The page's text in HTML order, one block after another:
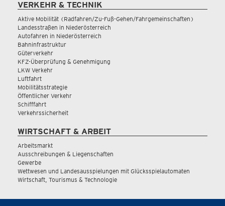
VERKEHR & TECHNIK
Aktive Mobilität (Radfahren/Zu-Fuß-Gehen/Fahrgemeinschaften)
Landesstraßen in Niederösterreich
Autofahren in Niederösterreich
Bahninfrastruktur
Güterverkehr
KFZ-Überprüfung & Genehmigung
LKW Verkehr
Luftfahrt
Mobilitätsstrategie
Öffentlicher Verkehr
Schifffahrt
Verkehrssicherheit
WIRTSCHAFT & ARBEIT
Arbeitsmarkt
Ausschreibungen & Liegenschaften
Gewerbe
Wettwesen und Landesausspielungen mit Glücksspielautomaten
Wirtschaft, Tourismus & Technologie